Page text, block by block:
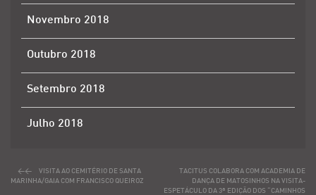
Novembro 2018
Outubro 2018
Setembro 2018
Julho 2018
VISITA AO CEMITÉRIO DE SANTA
MARINHA/GAIA COM FRANCISCO QUEIROZ
TACITUS COLABORA COM ACADEMIA DE
DANÇA DE MATOSINHOS NA VISITA-
ESPETÁCULO DA 3ª EDIÇÃO DOS “CAMINHOS